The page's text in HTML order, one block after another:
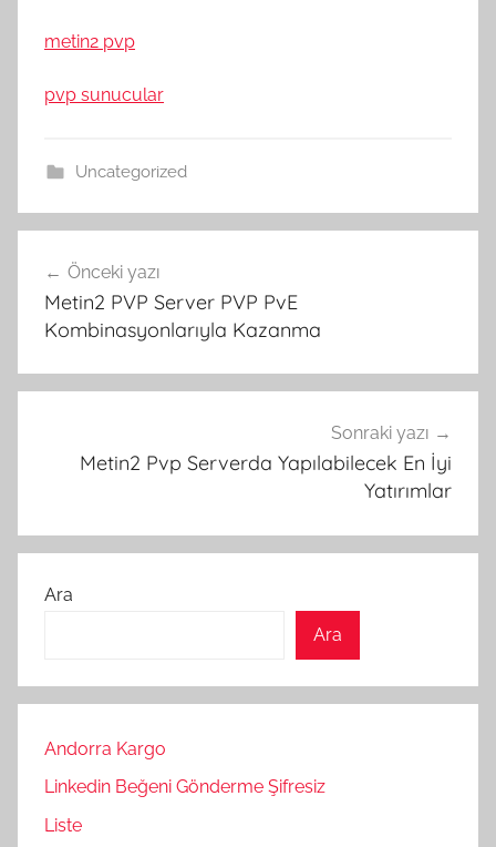
metin2 pvp
pvp sunucular
Uncategorized
gezinmesi
Önceki yazı
Metin2 PVP Server PVP PvE
Kombinasyonlarıyla Kazanma
Sonraki yazı
Metin2 Pvp Serverda Yapılabilecek En İyi
Yatırımlar
Ara
Ara
Andorra Kargo
Linkedin Beğeni Gönderme Şifresiz
Liste